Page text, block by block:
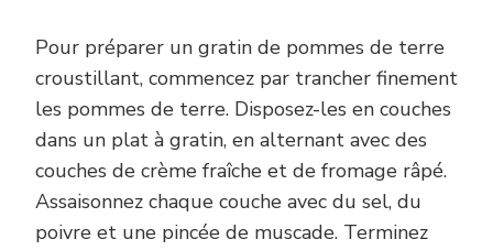
Pour préparer un gratin de pommes de terre
croustillant, commencez par trancher finement
les pommes de terre. Disposez-les en couches
dans un plat à gratin, en alternant avec des
couches de crème fraîche et de fromage râpé.
Assaisonnez chaque couche avec du sel, du
poivre et une pincée de muscade. Terminez